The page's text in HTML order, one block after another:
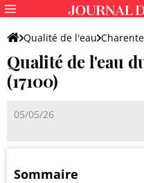
Qualité de l'eau
Qualité de l'eau
(17100)
05/05/26
Sommaire